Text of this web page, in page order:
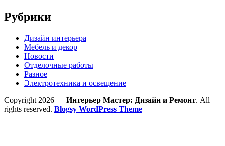
Рубрики
Дизайн интерьера
Мебель и декор
Новости
Отделочные работы
Разное
Электротехника и освещение
Copyright 2026 — Интерьер Мастер: Дизайн и Ремонт. All
rights reserved. Blogsy WordPress Theme